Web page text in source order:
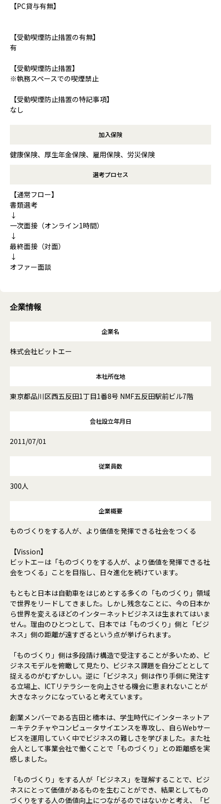
【PC貸与有無】
【受動喫煙防止措置の有無】
有
【受動喫煙防止措置】
※執務スペースでの喫煙禁止
【受動喫煙防止措置の特記事項】
なし
加入保険
健康保険、厚生年金保険、雇用保険、労災保険
選考プロセス
【通常フロー】
書類選考
↓
一次面接（オンライン1時間）
↓
最終面接（対面）
↓
オファー面談
企業情報
企業名
株式会社ビットエー
本社所在地
東京都品川区西五反田1丁目1番8号 NMF五反田駅前ビル7階
会社設立年月日
2011/07/01
従業員数
300人
企業概要
ものづくりをする人が、より価値を発揮できる社会をつくる
【Vission】
ビットエーは「ものづくりをする人が、より価値を発揮できる社
会をつくる」ことを目指し、日々進化を続けています。
もともと日本は自動車をはじめとする多くの「ものづくり」領域
で世界をリードしてきました。しかし残念なことに、今の日本か
ら世界を変えるほどのインターネットビジネスは生まれてはいま
せん。理由のひとつとして、日本では「ものづくり」側と「ビジ
ネス」側の距離が遠すぎるという点が挙げられます。
「ものづくり」側は多段請け構造で受注することが多いため、ビ
ジネスモデルを俯瞰して見たり、ビジネス課題を自分ごととして
捉えるのがむずかしい。逆に「ビジネス」側は作り手側に発注す
る立場上、ICTリテラシーを向上させる機会に恵まれないことが
大きなネックになっていると考えています。
創業メンバーである吉田と橋本は、学生時代にインターネットア
ーキテクチャやコンピュータサイエンスを専攻し、自らWebサー
ビスを運用していく中でビジネスの難しさを学びました。また社
会人として事業会社で働くことで「ものづくり」との距離感を実
感しました。
「ものづくり」をする人が「ビジネス」を理解することで、ビジ
ネスにとって価値があるものを生むことができ、結果としてもの
づくりをする人の価値向上につながるのではないかと考え、「ビ